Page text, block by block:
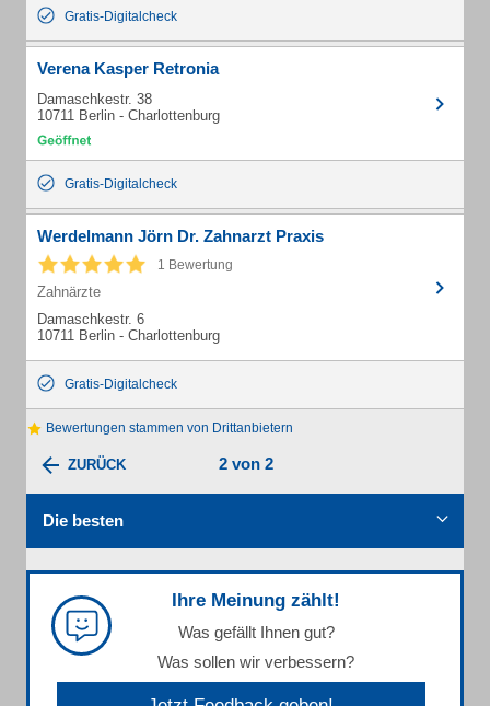
Gratis-Digitalcheck
Verena Kasper Retronia
Damaschkestr. 38
10711 Berlin - Charlottenburg
Gratis-Digitalcheck
Werdelmann Jörn Dr. Zahnarzt Praxis
1 Bewertung
Zahnärzte
Damaschkestr. 6
10711 Berlin - Charlottenburg
Gratis-Digitalcheck
Bewertungen stammen von Drittanbietern
ZURÜCK 2 von 2
Die besten
Ihre Meinung zählt!
Was gefällt Ihnen gut?
Was sollen wir verbessern?